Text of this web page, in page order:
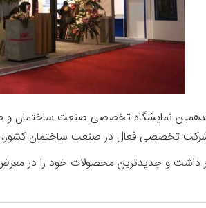
دی ماه میزبان هفدهمین نمایشگاه تخصصی صنعت